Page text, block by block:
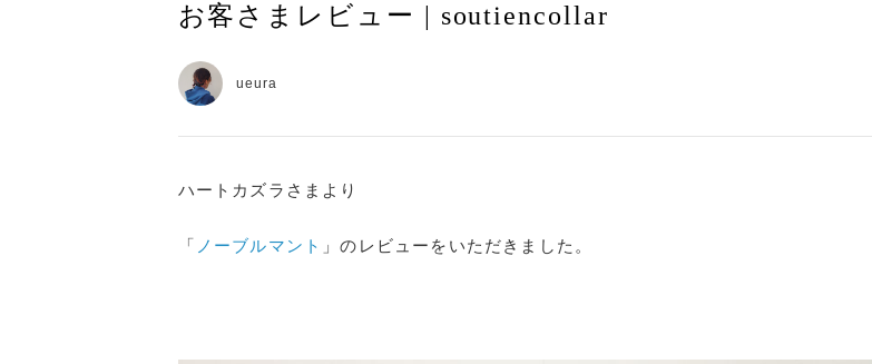
お客さまレビュー | soutiencollar
ueura
ハートカズラさまより
「 ノーブルマント 」のレビューをいただきました。